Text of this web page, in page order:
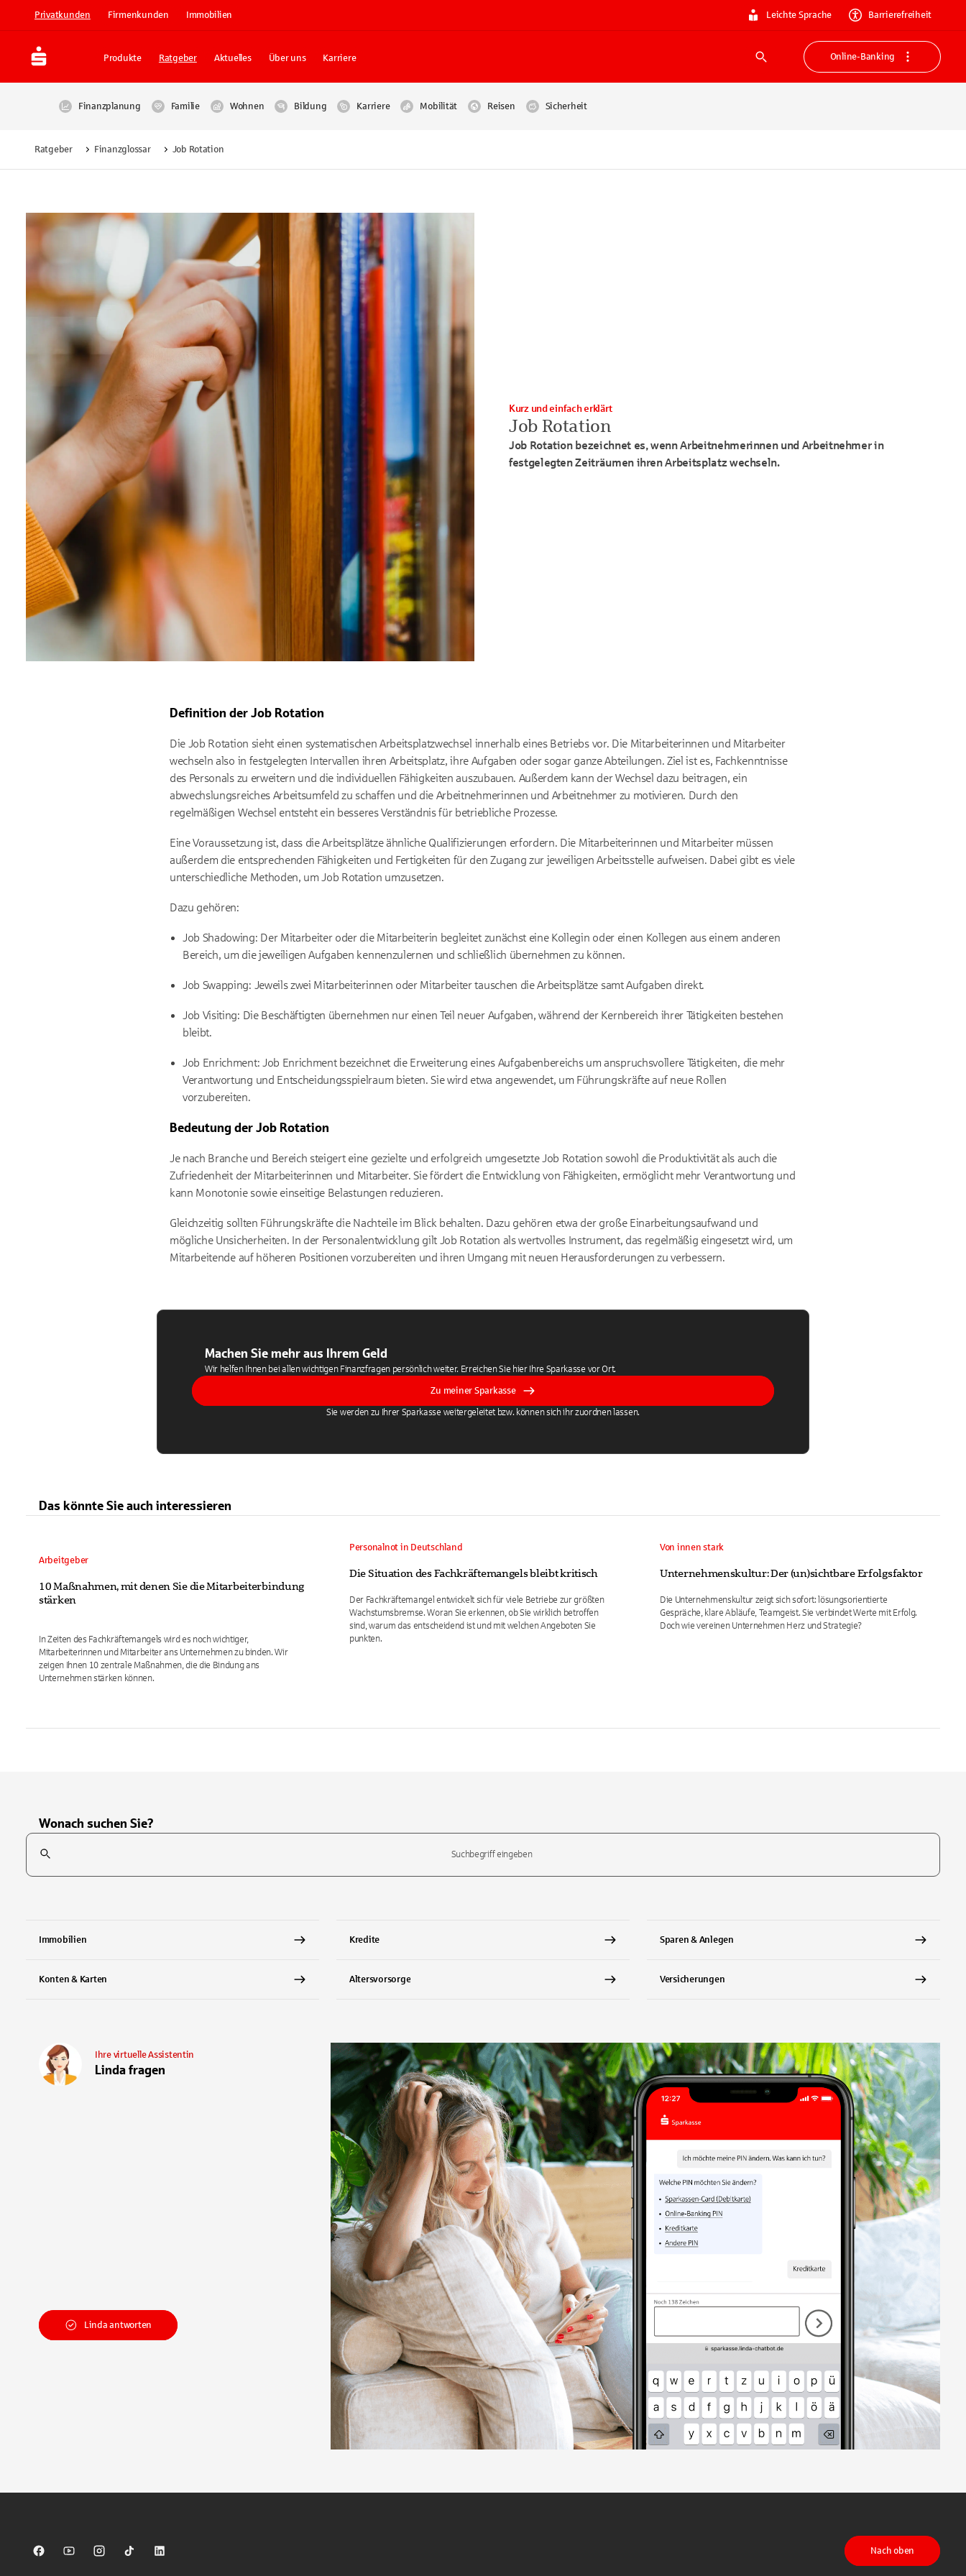
Privatkunden Firmenkunden Immobilien Leichte Sprache Barrierefreiheit
Produkte Ratgeber Aktuelles Über uns Karriere
Suche
Online-Banking
Finanzplanung Familie Wohnen Bildung Karriere Mobilität Reisen Sicherheit
Ratgeber Finanzglossar Job Rotation
Job Rotation
Kurz und einfach erklärt
Job Rotation bezeichnet es, wenn Arbeitnehmerinnen und Arbeitnehmer in
festgelegten Zeiträumen ihren Arbeitsplatz wechseln.
Definition der Job Rotation
Die Job Rotation sieht einen systematischen Arbeitsplatzwechsel innerhalb eines Betriebs vor. Die Mitarbeiterinnen und Mitarbeiter
wechseln also in festgelegten Intervallen ihren Arbeitsplatz, ihre Aufgaben oder sogar ganze Abteilungen. Ziel ist es, Fachkenntnisse
des Personals zu erweitern und die individuellen Fähigkeiten auszubauen. Außerdem kann der Wechsel dazu beitragen, ein
abwechslungsreiches Arbeitsumfeld zu schaffen und die Arbeitnehmerinnen und Arbeitnehmer zu motivieren. Durch den
regelmäßigen Wechsel entsteht ein besseres Verständnis für betriebliche Prozesse.
Eine Voraussetzung ist, dass die Arbeitsplätze ähnliche Qualifizierungen erfordern. Die Mitarbeiterinnen und Mitarbeiter müssen
außerdem die entsprechenden Fähigkeiten und Fertigkeiten für den Zugang zur jeweiligen Arbeitsstelle aufweisen. Dabei gibt es viele
unterschiedliche Methoden, um Job Rotation umzusetzen.
Dazu gehören:
Job Shadowing: Der Mitarbeiter oder die Mitarbeiterin begleitet zunächst eine Kollegin oder einen Kollegen aus einem anderen
Bereich, um die jeweiligen Aufgaben kennenzulernen und schließlich übernehmen zu können.
Job Swapping: Jeweils zwei Mitarbeiterinnen oder Mitarbeiter tauschen die Arbeitsplätze samt Aufgaben direkt.
Job Visiting: Die Beschäftigten übernehmen nur einen Teil neuer Aufgaben, während der Kernbereich ihrer Tätigkeiten bestehen
bleibt.
Job Enrichment: Job Enrichment bezeichnet die Erweiterung eines Aufgabenbereichs um anspruchsvollere Tätigkeiten, die mehr
Verantwortung und Entscheidungsspielraum bieten. Sie wird etwa angewendet, um Führungskräfte auf neue Rollen
vorzubereiten.
Bedeutung der Job Rotation
Je nach Branche und Bereich steigert eine gezielte und erfolgreich umgesetzte Job Rotation sowohl die Produktivität als auch die
Zufriedenheit der Mitarbeiterinnen und Mitarbeiter. Sie fördert die Entwicklung von Fähigkeiten, ermöglicht mehr Verantwortung und
kann Monotonie sowie einseitige Belastungen reduzieren.
Gleichzeitig sollten Führungskräfte die Nachteile im Blick behalten. Dazu gehören etwa der große Einarbeitungsaufwand und
mögliche Unsicherheiten. In der Personalentwicklung gilt Job Rotation als wertvolles Instrument, das regelmäßig eingesetzt wird, um
Mitarbeitende auf höheren Positionen vorzubereiten und ihren Umgang mit neuen Herausforderungen zu verbessern.
Machen Sie mehr aus Ihrem Geld
Wir helfen Ihnen bei allen wichtigen Finanzfragen persönlich weiter. Erreichen Sie hier Ihre Sparkasse vor Ort.
Zu meiner Sparkasse
Sie werden zu Ihrer Sparkasse weitergeleitet bzw. können sich ihr zuordnen lassen.
Das könnte Sie auch interessieren
Arbeitgeber
10 Maßnahmen, mit denen Sie die Mitarbeiterbindung
stärken
In Zeiten des Fachkräftemangels wird es noch wichtiger,
Mitarbeiterinnen und Mitarbeiter ans Unternehmen zu binden. Wir
zeigen Ihnen 10 zentrale Maßnahmen, die die Bindung ans
Unternehmen stärken können.
Personalnot in Deutschland
Die Situation des Fachkräftemangels bleibt kritisch
Der Fachkräftemangel entwickelt sich für viele Betriebe zur größten
Wachstumsbremse. Woran Sie erkennen, ob Sie wirklich betroffen
sind, warum das entscheidend ist und mit welchen Angeboten Sie
punkten.
Von innen stark
Unternehmenskultur: Der (un)sichtbare Erfolgsfaktor
Die Unternehmenskultur zeigt sich sofort: lösungsorientierte
Gespräche, klare Abläufe, Teamgeist. Sie verbindet Werte mit Erfolg.
Doch wie vereinen Unternehmen Herz und Strategie?
Wonach suchen Sie?
Suchfeld
Immobilien
Konten & Karten
Kredite
Altersvorsorge
Sparen & Anlegen
Versicherungen
Linda fragen
Ihre virtuelle Assistentin
Linda antworten
Sparkasse auf Facebook
Sparkasse auf Youtube
Sparkasse auf Instagram
Sparkasse auf TikTok
Sparkasse auf LinkedIn
Nach oben